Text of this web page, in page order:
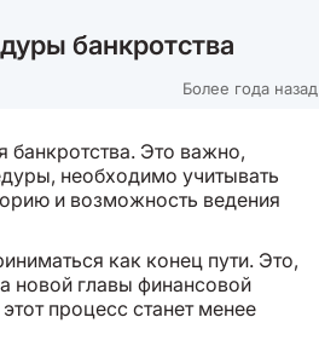
банкротства
Более года назад
Это важно,
необходимо учитывать
и возможность ведения
как конец пути. Это,
новой главы финансовой
процесс станет менее